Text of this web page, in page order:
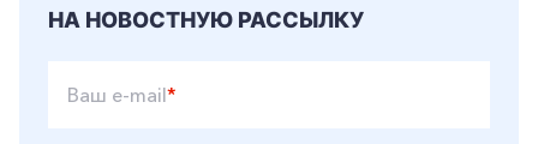
НА НОВОСТНУЮ РАССЫЛКУ
Ваш e-mail*